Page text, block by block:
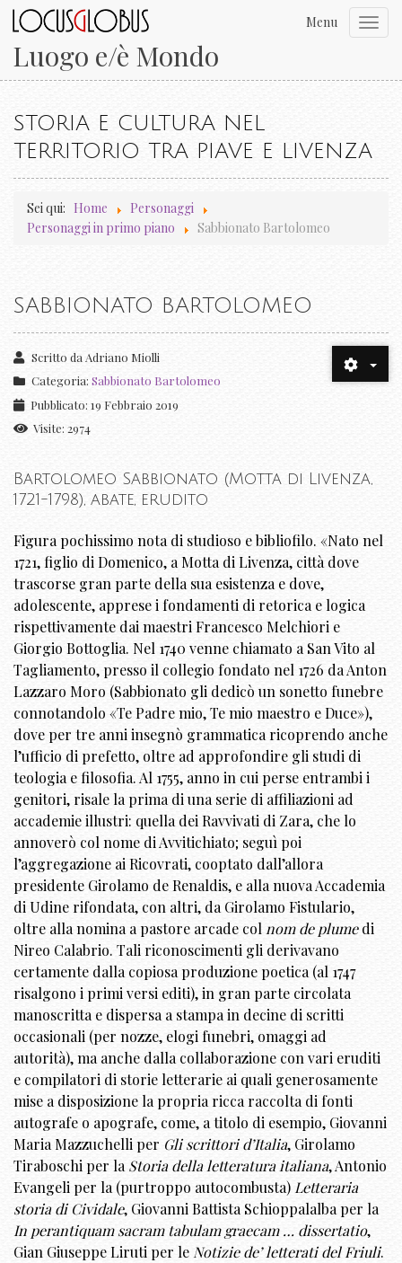
Luogo e/è Mondo
Menu
STORIA E CULTURA NEL
TERRITORIO TRA PIAVE E LIVENZA
Sei qui: Home
Personaggi
Personaggi in primo piano
Sabbionato Bartolomeo
SABBIONATO BARTOLOMEO
Scritto da Adriano Miolli
Categoria: Sabbionato Bartolomeo
Pubblicato: 19 Febbraio 2019
Visite: 2974
Bartolomeo Sabbionato (Motta di Livenza,
1721-1798), abate, erudito
Figura pochissimo nota di studioso e bibliofilo. «Nato nel
1721, figlio di Domenico, a Motta di Livenza, città dove
trascorse gran parte della sua esistenza e dove,
adolescente, apprese i fondamenti di retorica e logica
rispettivamente dai maestri Francesco Melchiori e
Giorgio Bottoglia. Nel 1740 venne chiamato a San Vito al
Tagliamento, presso il collegio fondato nel 1726 da Anton
Lazzaro Moro (Sabbionato gli dedicò un sonetto funebre
connotandolo «Te Padre mio, Te mio maestro e Duce»),
dove per tre anni insegnò grammatica ricoprendo anche
l’ufficio di prefetto, oltre ad approfondire gli studi di
teologia e filosofia. Al 1755, anno in cui perse entrambi i
genitori, risale la prima di una serie di affiliazioni ad
accademie illustri: quella dei Ravvivati di Zara, che lo
annoverò col nome di Avvitichiato; seguì poi
l’aggregazione ai Ricovrati, cooptato dall’allora
presidente Girolamo de Renaldis, e alla nuova Accademia
di Udine rifondata, con altri, da Girolamo Fistulario,
oltre alla nomina a pastore arcade colnom de plumedi
Nireo Calabrio. Tali riconoscimenti gli derivavano
certamente dalla copiosa produzione poetica (al 1747
risalgono i primi versi editi), in gran parte circolata
manoscritta e dispersa a stampa in decine di scritti
occasionali (per nozze, elogi funebri, omaggi ad
autorità), ma anche dalla collaborazione con vari eruditi
e compilatori di storie letterarie ai quali generosamente
mise a disposizione la propria ricca raccolta di fonti
autografe o apografe, come, a titolo di esempio, Giovanni
Maria Mazzuchelli per Gli scrittori d’Italia, Girolamo
Tiraboschi per laStoria della letteratura italiana, Antonio
Evangeli per la (purtroppo autocombusta)Letteraria
storia di Cividale, Giovanni Battista Schioppalalba per la
In perantiquam sacram tabulam graecam … dissertatio,
Gian Giuseppe Liruti per leNotizie de’ letterati del Friuli.